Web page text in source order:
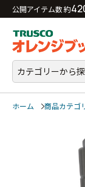
公開アイテム数 約
カテゴリーから
ホーム 商品カテゴ